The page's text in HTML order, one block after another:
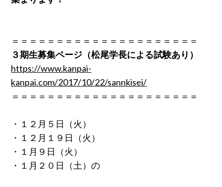
＝＝＝＝＝＝＝＝＝＝＝＝＝＝＝＝＝＝＝＝＝
３期生募集ページ（松尾学長による試験あり）
https://www.kanpai-
kanpai.com/2017/10/22/sannkisei/
＝＝＝＝＝＝＝＝＝＝＝＝＝＝＝＝＝＝＝＝＝
・１２月５日（火）
・１２月１９日（火）
・１月９日（火）
・１月２０日（土）の